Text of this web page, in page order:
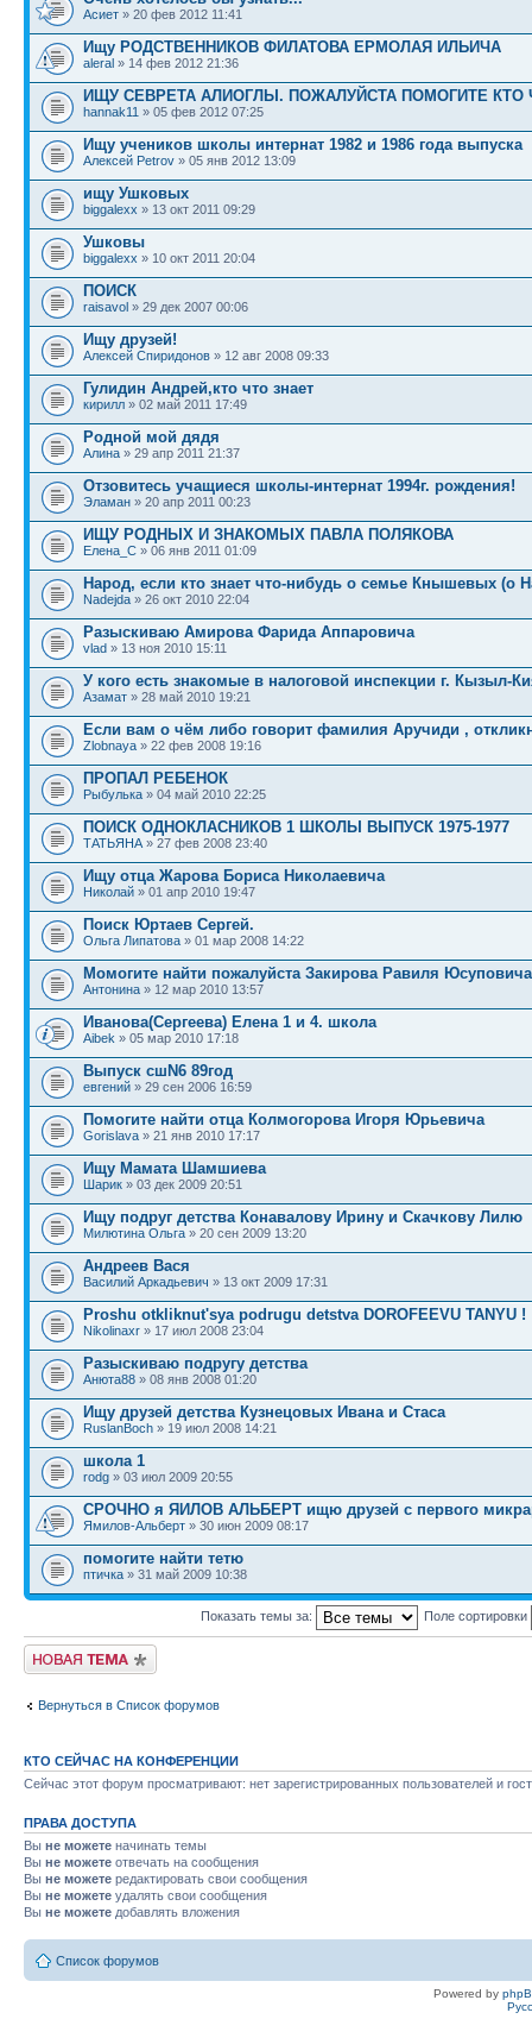
Асиет » 20 фев 2012 11:41
Ищу РОДСТВЕННИКОВ ФИЛАТОВА ЕРМОЛАЯ ИЛЬИЧА
aleral » 14 фев 2012 21:36
ИЩУ СЕВРЕТА АЛИОГЛЫ. ПОЖАЛУЙСТА ПОМОГИТЕ КТО
hannak11 » 05 фев 2012 07:25
Ищу учеников школы интернат 1982 и 1986 года выпуска
Алексей Petrov » 05 янв 2012 13:09
ищу Ушковых
biggalexx » 13 окт 2011 09:29
Ушковы
biggalexx » 10 окт 2011 20:04
ПОИСК
raisavol » 29 дек 2007 00:06
Ищу друзей!
Алексей Спиридонов » 12 авг 2008 09:33
Гулидин Андрей,кто что знает
кирилл » 02 май 2011 17:49
Родной мой дядя
Алина » 29 апр 2011 21:37
Отзовитесь учащиеся школы-интернат 1994г. рождения!
Эламан » 20 апр 2011 00:23
ИЩУ РОДНЫХ И ЗНАКОМЫХ ПАВЛА ПОЛЯКОВА
Елена_C » 06 янв 2011 01:09
Народ, если кто знает что-нибудь о семье Кнышевых (о
Nadejda » 26 окт 2010 22:04
Разыскиваю Амирова Фарида Аппаровича
vlad » 13 ноя 2010 15:11
У кого есть знакомые в налоговой инспекции г. Кызыл-
Азамат » 28 май 2010 19:21
Если вам о чём либо говорит фамилия Аручиди ,
Zlobnaya » 22 фев 2008 19:16
ПРОПАЛ РЕБЕНОК
Рыбулька » 04 май 2010 22:25
ПОИСК ОДНОКЛАСНИКОВ 1 ШКОЛЫ ВЫПУСК 1975-1977
TАТЬЯНА » 27 фев 2008 23:40
Ищу отца Жарова Бориса Николаевича
Николай » 01 апр 2010 19:47
Поиск Юртаев Сергей.
Ольга Липатова » 01 мар 2008 14:22
Момогите найти пожалуйста Закирова Равиля Юсуповича
Антонина » 12 мар 2010 13:57
Иванова(Сергеева) Елена 1 и 4. школа
Aibek » 05 мар 2010 17:18
Выпуск сшN6 89год
евгений » 29 сен 2006 16:59
Помогите найти отца Колмогорова Игоря Юрьевича
Gorislava » 21 янв 2010 17:17
Ищу Мамата Шамшиева
Шарик » 03 дек 2009 20:51
Ищу подруг детства Конавалову Ирину и Скачкову Лилю
Милютина Ольга » 20 сен 2009 13:20
Андреев Вася
Василий Аркадьевич » 13 окт 2009 17:31
Proshu otkliknut'sya podrugu detstva DOROFEEVU TANYU !
Nikolinaxr » 17 июл 2008 23:04
Разыскиваю подругу детства
Анюта88 » 08 янв 2008 01:20
Ищу друзей детства Кузнецовых Ивана и Стаса
RuslanBoch » 19 июл 2008 14:21
школа 1
rodg » 03 июл 2009 20:55
СРОЧНО я ЯИЛОВ АЛЬБЕРТ ищю друзей с первого
Ямилов-Альберт » 30 июн 2009 08:17
помогите найти тетю
птичка » 31 май 2009 10:38
Показать темы за: Поле сортировки
Новая тема
Вернуться в Список форумов
КТО СЕЙЧАС НА КОНФЕРЕНЦИИ
Сейчас этот форум просматривают: нет зарегистрированных пользователей и
ПРАВА ДОСТУПА
Вы не можете начинать темы
Вы не можете отвечать на сообщения
Вы не можете редактировать свои сообщения
Вы не можете удалять свои сообщения
Вы не можете добавлять вложения
Список форумов
Powered by